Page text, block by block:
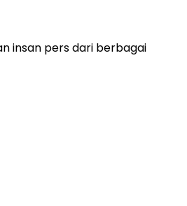
insan pers dari berbagai